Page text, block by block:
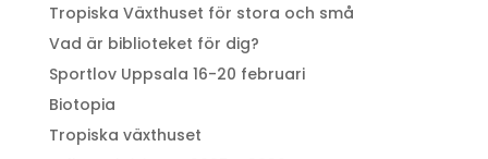
Tropiska Växthuset för stora och små
Vad är biblioteket för dig?
Sportlov Uppsala 16-20 februari
Biotopia
Tropiska växthuset